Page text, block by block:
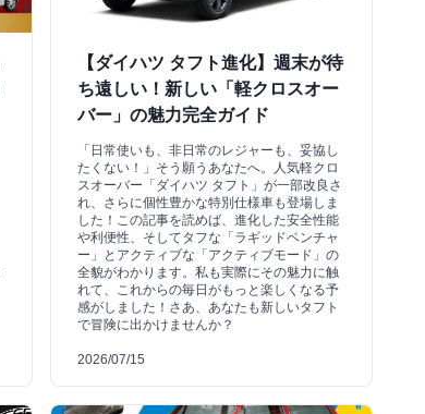
【ダイハツ タフト進化】週末が待
ち遠しい！新しい「軽クロスオー
バー」の魅力完全ガイド
「日常使いも、非日常のレジャーも、妥協し
たくない！」そう願うあなたへ。人気軽クロ
スオーバー「ダイハツ タフト」が一部改良さ
れ、さらに個性豊かな特別仕様車も登場しま
した！この記事を読めば、進化した安全性能
や利便性、そしてタフな「ラギッドベンチャ
ー」とアクティブな「アクティブモード」の
全貌がわかります。私も実際にその魅力に触
れて、これからの毎日がもっと楽しくなる予
感がしました！さあ、あなたも新しいタフト
で冒険に出かけませんか？
2026/07/15